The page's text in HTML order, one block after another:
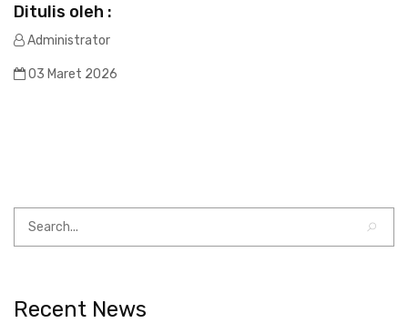
Ditulis oleh :
Administrator
03 Maret 2026
Recent News